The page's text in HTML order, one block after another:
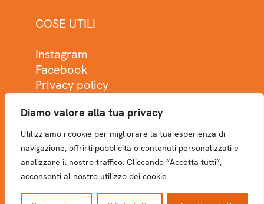
Diamo valore alla tua privacy
Utilizziamo i cookie per migliorare la tua esperienza di
navigazione, offrirti pubblicità o contenuti personalizzati e
analizzare il nostro traffico. Cliccando “Accetta tutti”,
acconsenti al nostro utilizzo dei cookie.
COSE UTILI
Instagram
Facebook
Privacy policy
NEWSLETTER